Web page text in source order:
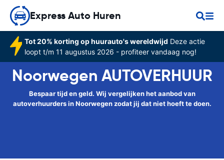
Express Auto Huren
Tot 20% korting op huurauto's wereldwijd Deze actie
loopt t/m 11 augustus 2026 - profiteer vandaag nog!
Noorwegen AUTOVERHUUR
Bespaar tijd en geld. Wij vergelijken het aanbod van
autoverhuurders in Noorwegen zodat jij dat niet hoeft te doen.